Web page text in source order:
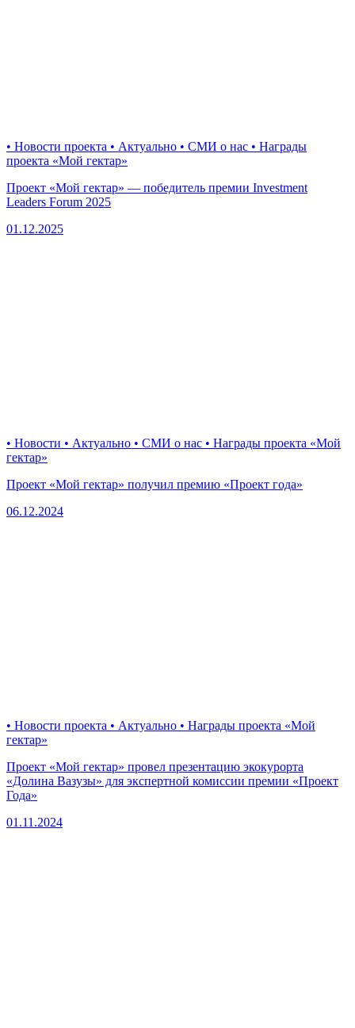
• Новости проекта • Актуально • СМИ о нас • Награды
проекта «Мой гектар»
Проект «Мой гектар» — победитель премии Investment
Leaders Forum 2025
01.12.2025
• Новости • Актуально • СМИ о нас • Награды проекта «Мой
гектар»
Проект «Мой гектар» получил премию «Проект года»
06.12.2024
• Новости проекта • Актуально • Награды проекта «Мой
гектар»
Проект «Мой гектар» провел презентацию экокурорта
«Долина Вазузы» для экспертной комиссии премии «Проект
Года»
01.11.2024